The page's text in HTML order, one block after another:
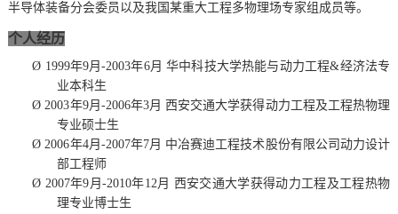
半导体装备分会委员以及我国某重大工程多物理场专家组成员等。
个人经历
Ø 1999年9月-2003年6月 华中科技大学热能与动力工程&经济法专
业本科生
Ø2003年9月-2006年3月 西安交通大学获得动力工程及工程热物理
专业硕士生
Ø2006年4月-2007年7月 中冶赛迪工程技术股份有限公司动力设计
部工程师
Ø 2007年9月-2010年12月 西安交通大学获得动力工程及工程热物
理专业博士生